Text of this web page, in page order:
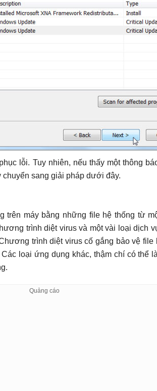
lỗi. Tuy nhiên, nếu thấy một thông
chuyển sang giải pháp dưới đây.
trên máy bằng những file hệ thống từ
trình diệt virus và một vài loại dịch
trình diệt virus cố gắng bảo vệ file
loại ứng dụng khác, thậm chí có thể